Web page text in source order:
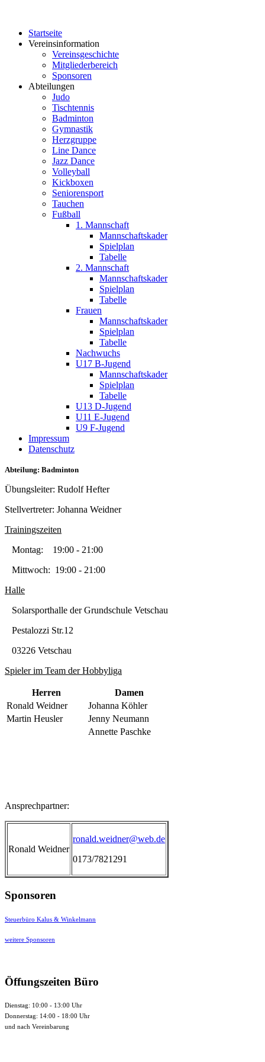
Startseite
Vereinsinformation
Vereinsgeschichte
Mitgliederbereich
Sponsoren
Abteilungen
Judo
Tischtennis
Badminton
Gymnastik
Herzgruppe
Line Dance
Jazz Dance
Volleyball
Kickboxen
Seniorensport
Tauchen
Fußball
1. Mannschaft
Mannschaftskader
Spielplan
Tabelle
2. Mannschaft
Mannschaftskader
Spielplan
Tabelle
Frauen
Mannschaftskader
Spielplan
Tabelle
Nachwuchs
U17 B-Jugend
Mannschaftskader
Spielplan
Tabelle
U13 D-Jugend
U11 E-Jugend
U9 F-Jugend
Impressum
Datenschutz
Abteilung: Badminton
Übungsleiter: Rudolf Hefter
Stellvertreter: Johanna Weidner
Trainingszeiten
Montag: 19:00 - 21:00
Mittwoch: 19:00 - 21:00
Halle
Solarsporthalle der Grundschule Vetschau
Pestalozzi Str.12
03226 Vetschau
Spieler im Team der Hobbyliga
Herren
Damen
Ronald Weidner
Johanna Köhler
Martin Heusler
Jenny Neumann
Annette Paschke
Ansprechpartner:
Ronald Weidner
ronald.weidner@web.de
0173/7821291
Sponsoren
Steuerbüro Kalus & Winkelmann
weitere Sponsoren
Öffungszeiten Büro
Dienstag: 10:00 - 13:00 Uhr
Donnerstag: 14:00 - 18:00 Uhr
und nach Vereinbarung